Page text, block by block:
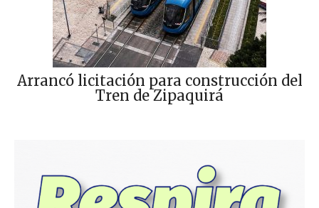
Arrancó licitación para construcción del
Tren de Zipaquirá